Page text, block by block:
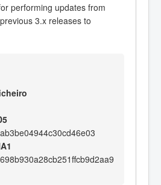
performing updates from
3.x releases to